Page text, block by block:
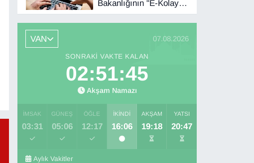
Bakanlığının "E-Kolay
İhracat Platformu"na
VAN
07.08.2026
SONRAKI VAKTE KALAN
02:51:44
Akşam Namazı
İMSAK
03:31
GÜNEŞ
05:06
ÖĞLE
12:17
İKINDI
16:06
AKŞAM
19:18
YATSI
20:47
Aylık Vakitler